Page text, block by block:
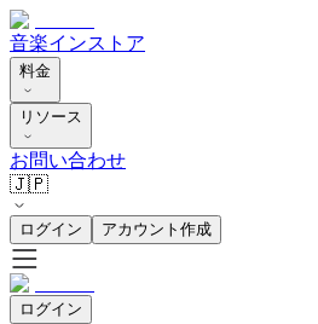
音楽インストア
料金
リソース
お問い合わせ
🇯🇵
ログイン アカウント作成
ログイン